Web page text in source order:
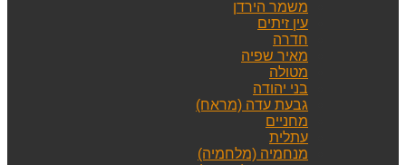
משמר הירדן
עין זיתים
חדרה
מאיר שפיה
מטולה
בני יהודה
גבעת עדה (מראח)
מחניים
עתלית
מנחמיה (מלחמיה)